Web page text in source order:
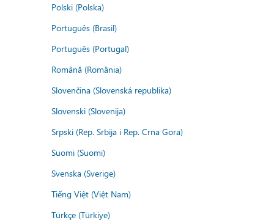
Polski (Polska)
Português (Brasil)
Português (Portugal)
Română (România)
Slovenčina (Slovenská republika)
Slovenski (Slovenija)
Srpski (Rep. Srbija i Rep. Crna Gora)
Suomi (Suomi)
Svenska (Sverige)
Tiếng Việt (Việt Nam)
Türkçe (Türkiye)